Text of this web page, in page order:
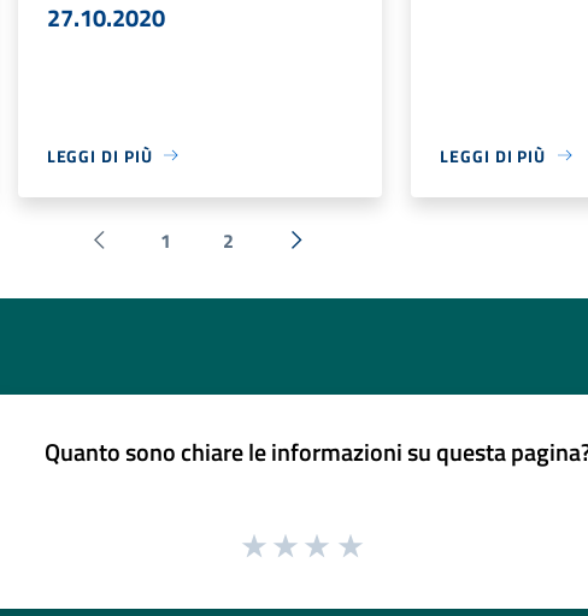
27.10.2020
LEGGI DI PIÙ LEGGI DI PIÙ
Pagina precedente
1 2
Successiva »
Quanto sono chiare le informazioni su questa